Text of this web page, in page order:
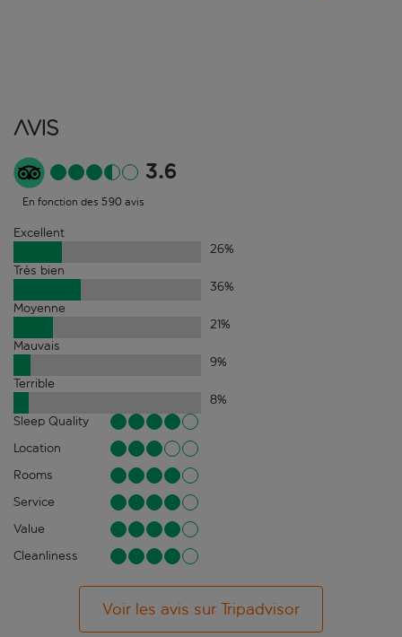
Avis
3.6
En fonction des 590 avis
Excellent
26%
Très bien
36%
Moyenne
21%
Mauvais
9%
Terrible
8%
Sleep Quality
Location
Rooms
Service
Value
Cleanliness
Voir les avis sur Tripadvisor